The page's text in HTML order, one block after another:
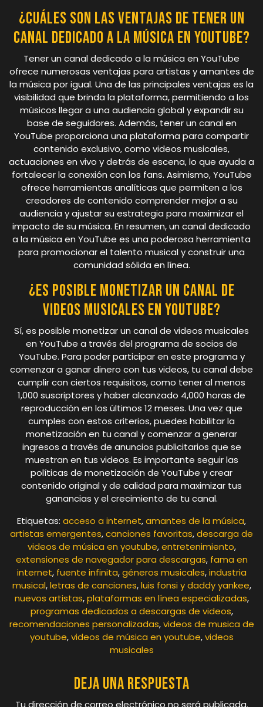
¿Cuáles son las ventajas de tener un
canal dedicado a la música en YouTube?
Tener un canal dedicado a la música en YouTube
ofrece numerosas ventajas para artistas y amantes de
la música por igual. Una de las principales ventajas es la
visibilidad que brinda la plataforma, permitiendo a los
músicos llegar a una audiencia global y expandir su
base de seguidores. Además, tener un canal en
YouTube proporciona una plataforma para compartir
contenido exclusivo, como videos musicales,
actuaciones en vivo y detrás de escena, lo que ayuda a
fortalecer la conexión con los fans. Asimismo, YouTube
ofrece herramientas analíticas que permiten a los
creadores de contenido comprender mejor a su
audiencia y ajustar su estrategia para maximizar el
impacto de su música. En resumen, un canal dedicado
a la música en YouTube es una poderosa herramienta
para promocionar el talento musical y construir una
comunidad sólida en línea.
¿Es posible monetizar un canal de
videos musicales en YouTube?
Sí, es posible monetizar un canal de videos musicales
en YouTube a través del programa de socios de
YouTube. Para poder participar en este programa y
comenzar a ganar dinero con tus videos, tu canal debe
cumplir con ciertos requisitos, como tener al menos
1,000 suscriptores y haber alcanzado 4,000 horas de
reproducción en los últimos 12 meses. Una vez que
cumples con estos criterios, puedes habilitar la
monetización en tu canal y comenzar a generar
ingresos a través de anuncios publicitarios que se
muestran en tus videos. Es importante seguir las
políticas de monetización de YouTube y crear
contenido original y de calidad para maximizar tus
ganancias y el crecimiento de tu canal.
Etiquetas: acceso a internet,amantes de la música,
artistas emergentes,canciones favoritas,descarga de
videos de música en youtube,entretenimiento,
extensiones de navegador para descargas, fama en
internet, fuente infinita,géneros musicales,industria
musical,letras de canciones,luis fonsi y daddy yankee,
nuevos artistas,plataformas en línea especializadas,
programas dedicados a descargas de videos,
recomendaciones personalizadas,videos de musica de
youtube,videos de música en youtube,videos
musicales
Deja una respuesta
Tu dirección de correo electrónico no será publicada.